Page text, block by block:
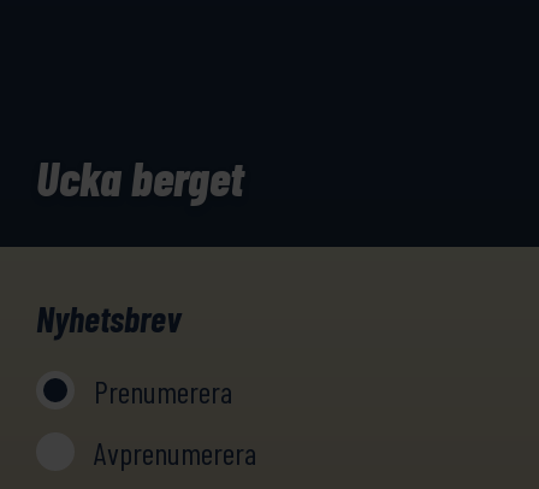
Ucka berget
Nyhetsbrev
Prenumerera
Avprenumerera